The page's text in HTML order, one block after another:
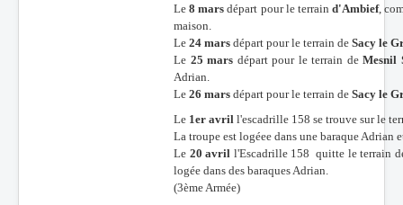
Le8 mars départ pour le terraind'Ambief,
maison.
Le 24 mars départ pour le terrain de Sacy le
Le 25 mars départ pour le terrain deMesnil
Adrian.
Le 26 mars départ pour le terrain de Sacy le
Le 1er avril l'escadrille 158 se trouve sur le
La troupe est logéee dans une baraque Adrian
Le 20 avril l'Escadrille 158 quitte le terrain
logée dans des baraques Adrian.
(3ème Armée)